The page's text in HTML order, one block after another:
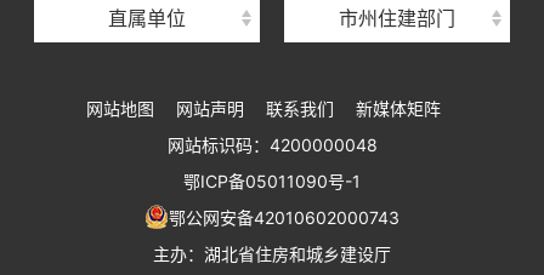
直属单位 湖北省建设工程标准定额管理总站
湖北省住建厅执业资格注册中心
湖北省城乡建设发展中心
湖北城市建设职业技术学院
市州住建部门
网站地图 网站声明 联系我们
新媒体矩阵
网站标识码：4200000048
鄂ICP备05011090号-1
鄂公网安备42010602000743
主办：湖北省住房和城乡建设厅